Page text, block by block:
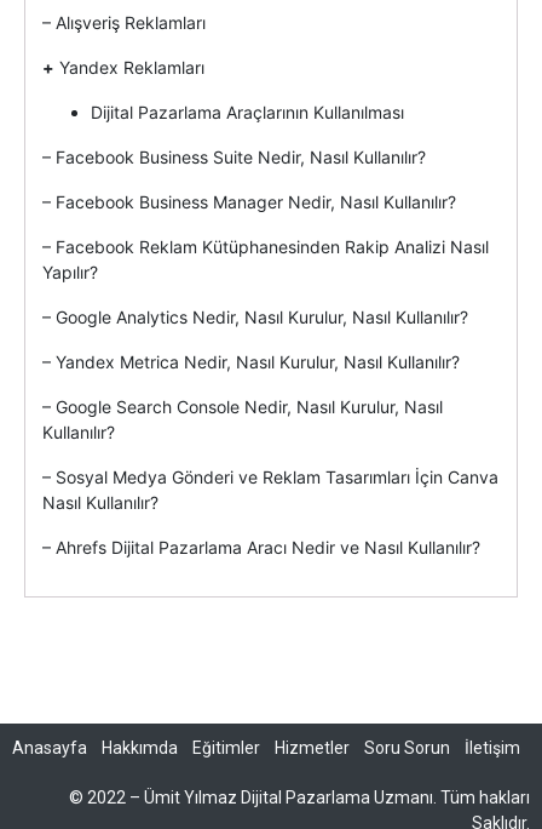
– Alışveriş Reklamları
+ Yandex Reklamları
Dijital Pazarlama Araçlarının Kullanılması
– Facebook Business Suite Nedir, Nasıl Kullanılır?
– Facebook Business Manager Nedir, Nasıl Kullanılır?
– Facebook Reklam Kütüphanesinden Rakip Analizi Nasıl
Yapılır?
– Google Analytics Nedir, Nasıl Kurulur, Nasıl Kullanılır?
– Yandex Metrica Nedir, Nasıl Kurulur, Nasıl Kullanılır?
– Google Search Console Nedir, Nasıl Kurulur, Nasıl
Kullanılır?
– Sosyal Medya Gönderi ve Reklam Tasarımları İçin Canva
Nasıl Kullanılır?
– Ahrefs Dijital Pazarlama Aracı Nedir ve Nasıl Kullanılır?
Anasayfa Hakkımda Eğitimler Hizmetler Soru Sorun İletişim
© 2022 – Ümit Yılmaz Dijital Pazarlama Uzmanı. Tüm hakları
Saklıdır.